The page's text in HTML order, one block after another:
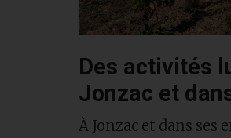
Des activités
Jonzac et
À Jonzac et dans ses